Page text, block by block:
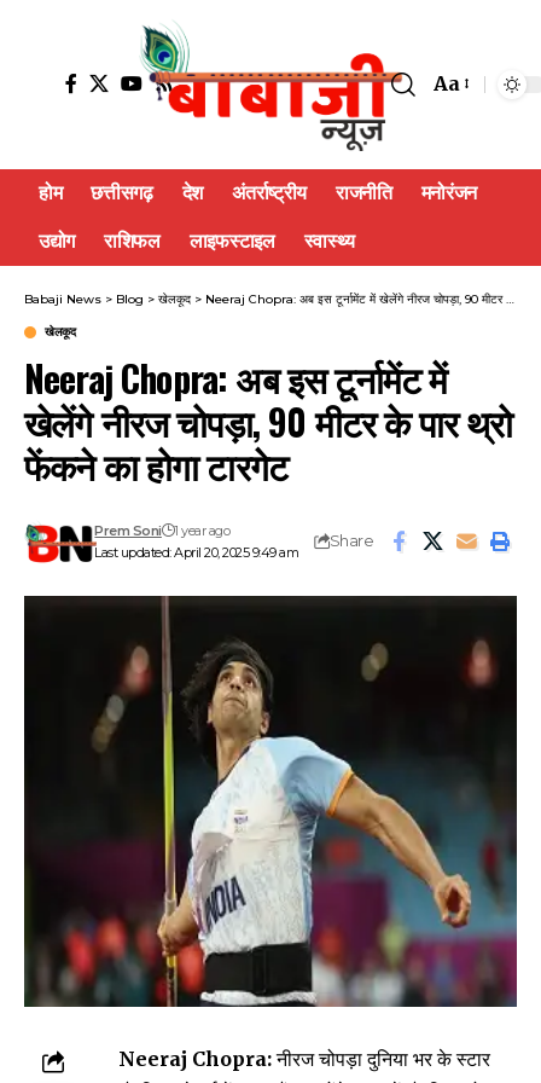
Aa
होम छत्तीसगढ़ देश अंतर्राष्ट्रीय राजनीति मनोरंजन
उद्योग राशिफल लाइफस्टाइल स्वास्थ्य
Babaji News > Blog > खेलकूद > Neeraj Chopra: अब इस टूर्नामेंट में खेलेंगे नीरज चोपड़ा, 90 मीटर के पार थ्रो फेंकने का होगा टारगेट
खेलकूद
Neeraj Chopra: अब इस टूर्नामेंट में
खेलेंगे नीरज चोपड़ा, 90 मीटर के पार थ्रो
फेंकने का होगा टारगेट
Last updated: April 20, 2025 9:49 am
Prem Soni 1 year ago
Share
Neeraj Chopra:नीरज चोपड़ा दुनिया भर के स्टार